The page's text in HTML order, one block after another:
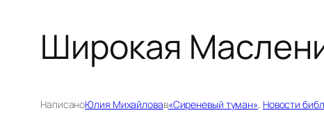
Широкая
НаписаноЮлия Михайловав«Сиреневый туман», Новости